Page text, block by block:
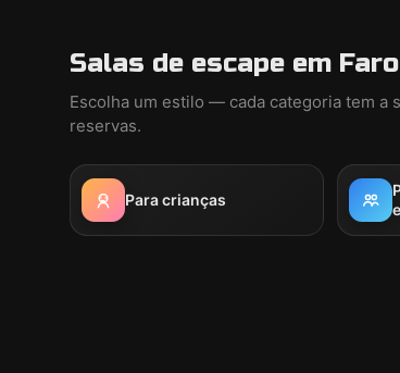
Salas de escape em
Escolha um estilo — cada categoria tem a
reservas.
Para crianças